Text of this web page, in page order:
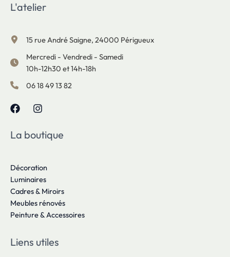
L'atelier
15 rue André Saigne, 24000 Périgueux
Mercredi - Vendredi - Samedi
10h-12h30 et 14h-18h
06 18 49 13 82
La boutique
Décoration
Luminaires
Cadres & Miroirs
Meubles rénovés
Peinture & Accessoires
Liens utiles